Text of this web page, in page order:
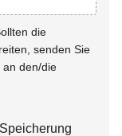
die
senden Sie
an den/die